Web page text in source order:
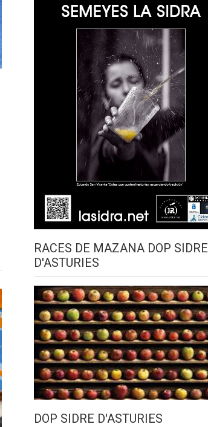
RACES DE MAZANA DOP SIDRE
D'ASTURIES
DOP SIDRE D'ASTURIES